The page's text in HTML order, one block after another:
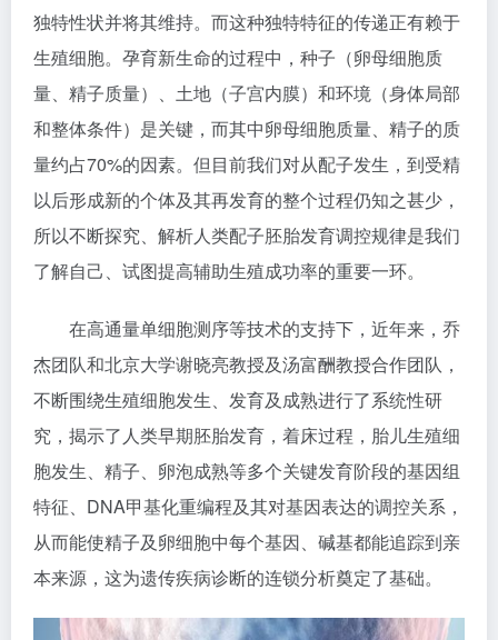
独特性状并将其维持。而这种独特特征的传递正有赖于
生殖细胞。孕育新生命的过程中，种子（卵母细胞质
量、精子质量）、土地（子宫内膜）和环境（身体局部
和整体条件）是关键，而其中卵母细胞质量、精子的质
量约占70%的因素。但目前我们对从配子发生，到受精
以后形成新的个体及其再发育的整个过程仍知之甚少，
所以不断探究、解析人类配子胚胎发育调控规律是我们
了解自己、试图提高辅助生殖成功率的重要一环。
在高通量单细胞测序等技术的支持下，近年来，乔
杰团队和北京大学谢晓亮教授及汤富酬教授合作团队，
不断围绕生殖细胞发生、发育及成熟进行了系统性研
究，揭示了人类早期胚胎发育，着床过程，胎儿生殖细
胞发生、精子、卵泡成熟等多个关键发育阶段的基因组
特征、DNA甲基化重编程及其对基因表达的调控关系，
从而能使精子及卵细胞中每个基因、碱基都能追踪到亲
本来源，这为遗传疾病诊断的连锁分析奠定了基础。